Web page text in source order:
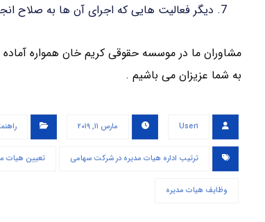
دیگر فعالیت هایی که اجرای آن ها به صلاح
مشاوران ما در موسسه حقوقی کریم خان همواره
به شما عزیزان می باشیم .
User۱ مارس ۱۱, ۲۰۱۹
ترتیب اداره هیات مدیره در شرکت سهامی تعیین هیات
وظایف هیات مدیره